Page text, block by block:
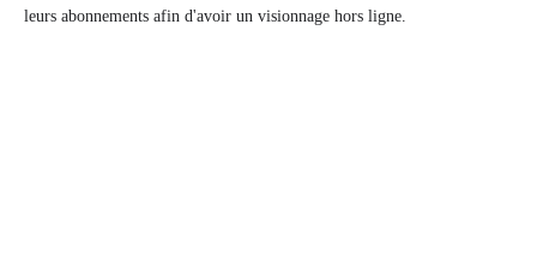
leurs abonnements afin d'avoir un visionnage hors ligne.